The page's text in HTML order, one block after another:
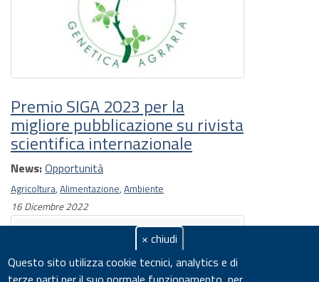
Premio SIGA 2023 per la
migliore pubblicazione su rivista
scientifica internazionale
News:Opportunità
Agricoltura, Alimentazione, Ambiente
16 Dicembre 2022
× chiudi
Questo sito utilizza cookie tecnici, analytics e di